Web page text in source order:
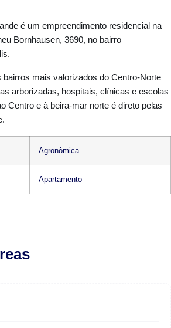
é um empreendimento residencial na
Bornhausen, 3690, no bairro
mais valorizados do Centro-Norte
arborizadas, hospitais, clínicas e escolas
Centro e à beira-mar norte é direto pelas
Agronômica
Apartamento